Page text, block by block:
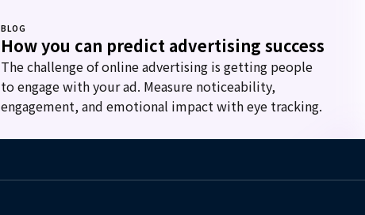
BLOG
How you can predict advertising success
The challenge of online advertising is getting people
to engage with your ad. Measure noticeability,
engagement, and emotional impact with eye tracking.